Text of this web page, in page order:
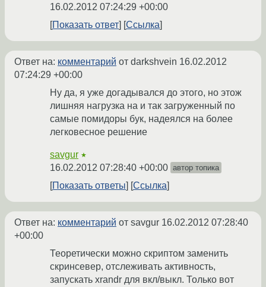
16.02.2012 07:24:29 +00:00
Показать ответ
Ссылка
Ответ на: комментарий от darkshvein 16.02.2012
07:24:29 +00:00
Ну да, я уже догадывался до этого, но этож
лишняя нагрузка на и так загруженный по
самые помидоры бук, надеялся на более
легковесное решение
savgur ★
16.02.2012 07:28:40 +00:00 автор топика
Показать ответы Ссылка
Ответ на: комментарий от savgur 16.02.2012 07:28:40
+00:00
Теоретически можно скриптом заменить
скринсевер, отслеживать активность,
запускать xrandr для вкл/выкл. Только вот